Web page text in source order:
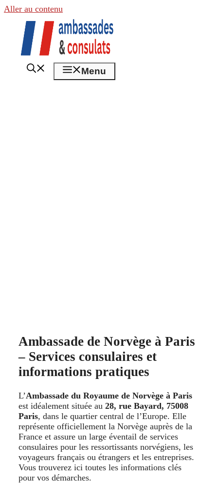
Aller au contenu
Menu
Ambassade de Norvège à Paris
– Services consulaires et
informations pratiques
L’Ambassade du Royaume de Norvège à Paris
est idéalement située au 28, rue Bayard, 75008
Paris, dans le quartier central de l’Europe. Elle
représente officiellement la Norvège auprès de la
France et assure un large éventail de services
consulaires pour les ressortissants norvégiens, les
voyageurs français ou étrangers et les entreprises.
Vous trouverez ici toutes les informations clés
pour vos démarches.